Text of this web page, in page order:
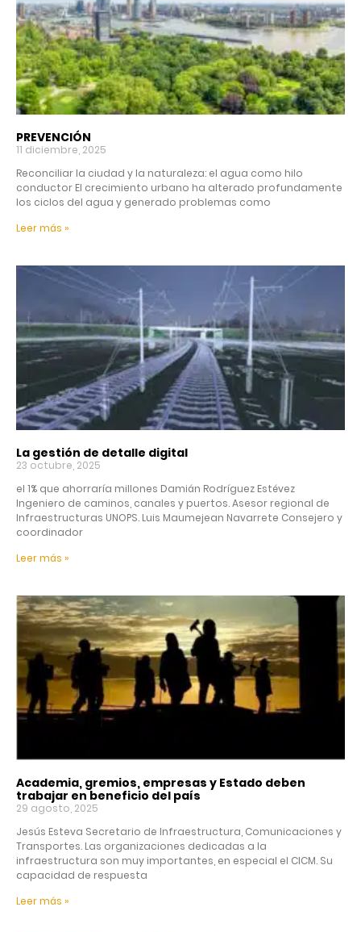
PREVENCIÓN
11 diciembre, 2025
Reconciliar la ciudad y la naturaleza: el agua como hilo
conductor El crecimiento urbano ha alterado profundamente
los ciclos del agua y generado problemas como
Leer más »
La gestión de detalle digital
23 octubre, 2025
el 1% que ahorraría millones Damián Rodríguez Estévez
Ingeniero de caminos, canales y puertos. Asesor regional de
Infraestructuras UNOPS. Luis Maumejean Navarrete Consejero y
coordinador
Leer más »
Academia, gremios, empresas y Estado deben
trabajar en beneficio del país
29 agosto, 2025
Jesús Esteva Secretario de Infraestructura, Comunicaciones y
Transportes. Las organizaciones dedicadas a la
infraestructura son muy importantes, en especial el CICM. Su
capacidad de respuesta
Leer más »